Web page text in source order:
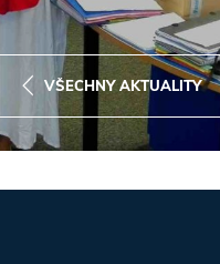
VŠECHNY AKTUALITY